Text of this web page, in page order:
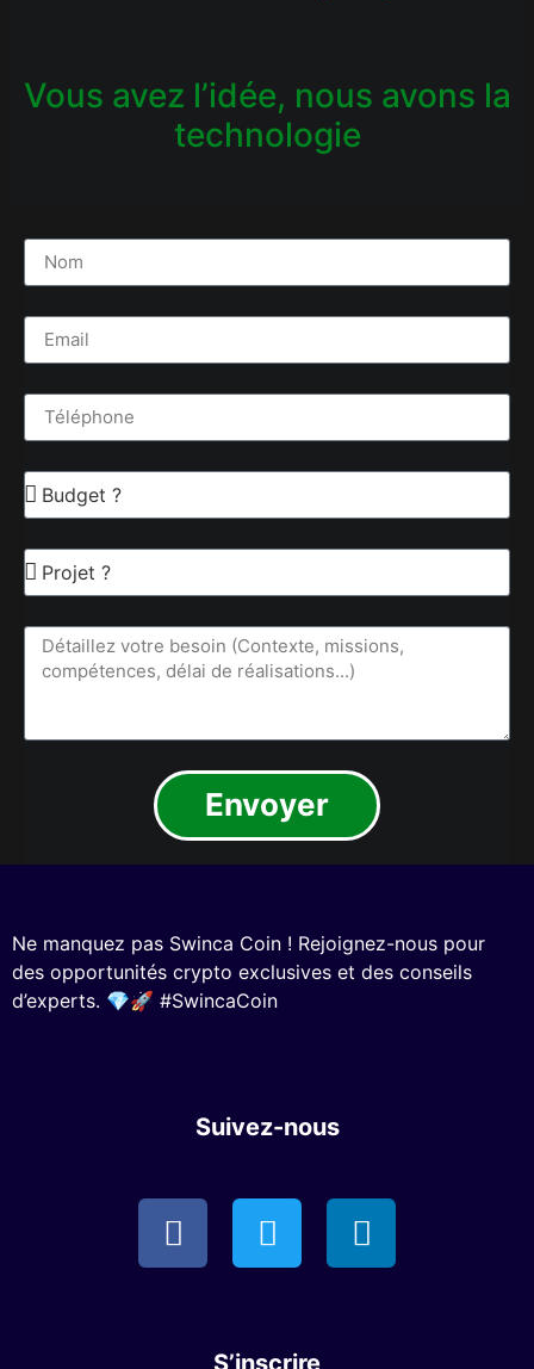
Vous avez l’idée, nous avons la
technologie
Envoyer
Ne manquez pas Swinca Coin ! Rejoignez-nous pour
des opportunités crypto exclusives et des conseils
d’experts. 💎🚀 #SwincaCoin
Suivez-nous
S’inscrire